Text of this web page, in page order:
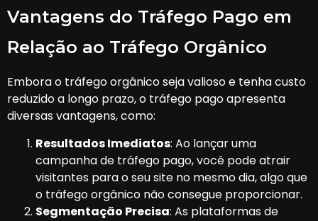
Vantagens do Tráfego Pago em
Relação ao Tráfego Orgânico
Embora o tráfego orgânico seja valioso e tenha custo
reduzido a longo prazo, o tráfego pago apresenta
diversas vantagens, como:
Resultados Imediatos: Ao lançar uma
campanha de tráfego pago, você pode atrair
visitantes para o seu site no mesmo dia, algo que
o tráfego orgânico não consegue proporcionar.
Segmentação Precisa: As plataformas de